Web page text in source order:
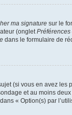
ma signature sur le
(onglet
dans le formulaire de
(si vous en avez les
et au moins
« Option(s) par